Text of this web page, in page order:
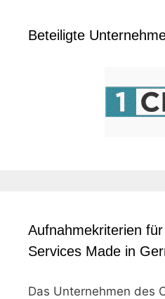
Beteiligte
Aufnahmekriterien
Services Made in
Das Unternehmen des